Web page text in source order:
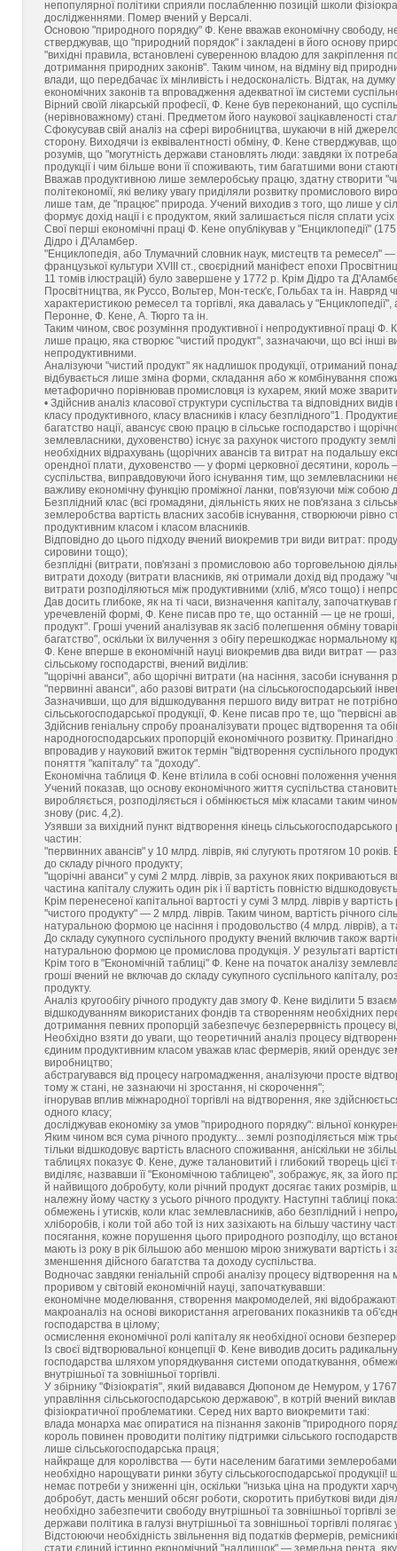
непопулярної політики сприяли послабленню позицій школи
дослідженнями. Помер вчений у Версалі.
Основою "природного порядку" Ф. Кене вважав економічну свободу,
стверджував, що "природний порядок" і закладені в його основу
"вихідні правила, встановлені суверенною владою для закріплення
дотримання природних законів". Таким чином, на відміну від
влади, що передбачає їх мінливість і недосконалість. Відтак, на
економічних законів та впровадження адекватної їм системи
Вірний своїй лікарській професії, Ф. Кене був переконаний, що
(нерівноважному) стані. Предметом його наукової зацікавленості
Сфокусував свій аналіз на сфері виробництва, шукаючи в ній
сторону. Виходячи із еквівалентності обміну, Ф. Кене стверджував,
розумів, що "могутність держави становлять люди: завдяки їх
продукції і чим більше вони її споживають, тим багатшими вони
Вважав продуктивною лише землеробську працю, здатну створити
політекономії, які велику увагу приділяли розвитку промислового
лише там, де "працює" природа. Учений виходив з того, що лише у
формує дохід нації і є продуктом, який залишається після сплати
Свої перші економічні праці Ф. Кене опублікував у "Енциклопедії"
Дідро і Д'Аламбер.
"Енциклопедія, або Тлумачний словник наук, мистецтв та ремесел" —
французької культури XVIII ст., своєрідний маніфест епохи
11 томів ілюстрацій) було завершене у 1772 р. Крім Дідро та
Просвітництва, як Руссо, Вольтер, Мон-теск'є, Гольбах та ін.
характеристикою ремесел та торгівлі, яка давалась у
Перонне, Ф. Кене, А. Тюрго та ін.
Таким чином, своє розуміння продуктивної і непродуктивної праці
лише працю, яка створює "чистий продукт", зазначаючи, що всі інші
непродуктивними.
Аналізуючи "чистий продукт" як надлишок продукції, отриманий
відбувається лише зміна форми, складання або ж комбінування
метафорично порівнював промисловця із кухарем, який може
• Здійснив аналіз класової структури суспільства та відповідних
класу продуктивного, класу власників і класу безплідного"1.
багатство нації, авансує свою працю в сільське господарство і
землевласники, духовенство) існує за рахунок чистого продукту
необхідних відрахувань (щорічних авансів та витрат на подальшу
орендної плати, духовенство — у формі церковної десятини, король
суспільства, виправдовуючи його існування тим, що землевласники
важливу економічну функцію проміжної ланки, пов'язуючи між собою
Безплідний клас (всі громадяни, діяльність яких не пов'язана з
землеробства вартість власних засобів існування, створюючи рівно
продуктивним класом і класом власників.
Відповідно до цього підходу вчений виокремив три види витрат:
сировини тощо);
безплідні (витрати, пов'язані з промисловою або торговельною
витрати доходу (витрати власників, які отримали дохід від продажу
витрати розподіляються між продуктивними (хліб, м'ясо тощо) і
Дав досить глибоке, як на ті часи, визначення капіталу,
уречевленій формі, Ф. Кене писав про те, що останній — це не
продукт". Гроші учений аналізував як засіб полегшення обміну
багатство", оскільки їх вилучення з обігу перешкоджає нормальному
Ф. Кене вперше в економічній науці виокремив два види витрат —
сільському господарстві, вчений виділив:
"щорічні аванси", або щорічні витрати (на насіння, засоби існування
"первинні аванси", або разові витрати (на сільськогосподарський
Зазначивши, що для відшкодування першого виду витрат не
сільськогосподарської продукції, Ф. Кене писав про те, що
Здійснив геніальну спробу проаналізувати процес відтворення та
народногосподарських пропорцій економічного розвитку.
впровадив у науковий вжиток термін "відтворення суспільного
поняття "капіталу" та "доходу".
Економічна таблиця Ф. Кене втілила в собі основні положення
Учений показав, що основу економічного життя суспільства
виробляється, розподіляється і обмінюється між класами таким
знову (рис. 4,2).
Узявши за вихідний пункт відтворення кінець
частин:
"первинних авансів" у 10 млрд. ліврів, які слугують протягом 10
до складу річного продукту;
"щорічні аванси" у сумі 2 млрд. ліврів, за рахунок яких
частина капіталу служить один рік і її вартість повністю
Крім перенесеної капітальної вартості у сумі 3 млрд. ліврів у
"чистого продукту" — 2 млрд. ліврів. Таким чином, вартість річного
натуральною формою це насіння і продовольство (4 млрд. ліврів), а
До складу сукупного суспільного продукту вчений включив також
натуральною формою це промислова продукція. У результаті
Крім того в "Економічній таблиці" Ф. Кене на початок аналізу
гроші вчений не включав до складу сукупного суспільного капіталу,
продукту.
Аналіз кругообігу річного продукту дав змогу Ф. Кене виділити 5
відшкодуванням використаних фондів та створенням необхідних
дотримання певних пропорцій забезпечує безперервність процесу
Необхідно взяти до уваги, що теоретичний аналіз процесу
єдиним продуктивним класом уважав клас фермерів, який орендує
виробництво;
абстрагувався від процесу нагромадження, аналізуючи просте
тому ж стані, не зазнаючи ні зростання, ні скорочення";
ігнорував вплив міжнародної торгівлі на відтворення, яке
одного класу;
досліджував економіку за умов "природного порядку": вільної
Яким чином вся сума річного продукту... землі розподіляється між
тільки відшкодовує вартість власного споживання, аніскільки не
таблицях показує Ф. Кене, дуже талановитий і глибокий творець цієї
виділяє, назвавши її "Економічною таблицею", зображує, як, за його
й найвищого добробуту, коли річний продукт досягає таких
належну йому частку з усього річного продукту. Наступні таблиці
обмежень і утисків, коли клас землевласників, або безплідний і
хліборобів, і коли той або той із них зазіхають на більшу частину
посягання, кожне порушення цього природного розподілу, що
мають із року в рік більшою або меншою мірою знижувати вартість і
зменшення дійсного багатства та доходу суспільства.
Водночас завдяки геніальній спробі аналізу процесу відтворення
проривом у світовій економічній науці, започаткувавши:
економічне моделювання, створення макромоделей, які
макроаналіз на основі використання агрегованих показників та
господарства в цілому;
осмислення економічної ролі капіталу як необхідної основи
Із своєї відтворювальної концепції Ф. Кене виводив досить
господарства шляхом упорядкування системи оподаткування,
внутрішньої та зовнішньої торгівлі.
У збірнику "Фізіократія", який видавався Дюпоном де Немуром, у
управління сільськогосподарською державою", в котрій вчений
фізіократичної проблематики. Серед них варто виокремити такі:
влада монарха має опиратися на пізнання законів "природного
король повинен проводити політику підтримки сільського
лише сільськогосподарська праця;
найкраще для королівства — бути населеним багатими
необхідно нарощувати ринки збуту сільськогосподарської
немає потреби у зниженні цін, оскільки "низька ціна на продукти
добробут, дасть менший обсяг роботи, скоротить прибуткові види
необхідно забезпечити свободу внутрішньої та зовнішньої торгівлі
держави політика в галузі внутрішньої та зовнішньої торгівлі
Відстоюючи необхідність звільнення від податків фермерів,
стати єдиний істинно економічний "надлишок" — земельна рента,